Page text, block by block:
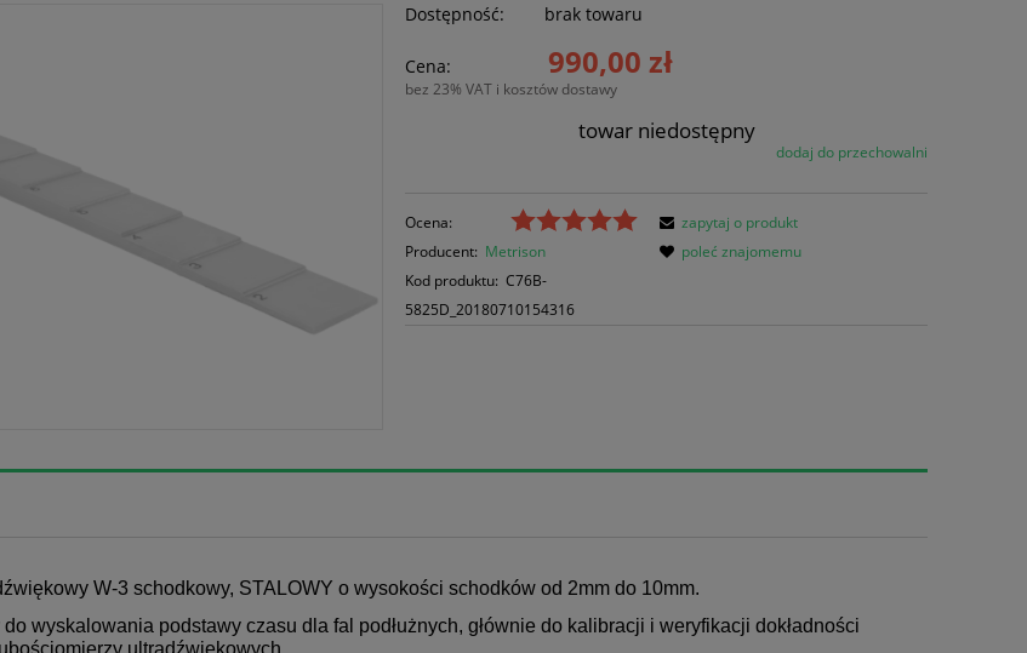
Dostępność: brak towaru
Cena: 990,00 zł
bez 23% VAT i kosztów dostawy
towar niedostępny
dodaj do przechowalni
Ocena:
Producent: Metrison
Kod produktu: C76B-
5825D_20180710154316
zapytaj o produkt
poleć znajomemu
W-3 schodkowy, STALOWY o wysokości schodków od 2mm do 10mm.
do wyskalowania podstawy czasu dla fal podłużnych, głównie do kalibracji i weryfikacji dokładności
ultradźwiękowych.